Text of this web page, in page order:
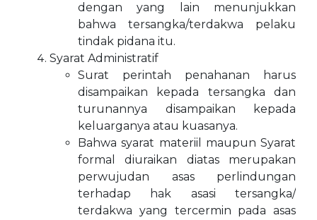
dengan yang lain menunjukkan
bahwa tersangka/terdakwa pelaku
tindak pidana itu.
Syarat Administratif
Surat perintah penahanan harus
disampaikan kepada tersangka dan
turunannya disampaikan kepada
keluarganya atau kuasanya.
Bahwa syarat materiil maupun Syarat
formal diuraikan diatas merupakan
perwujudan asas perlindungan
terhadap hak asasi tersangka/
terdakwa yang tercermin pada asas